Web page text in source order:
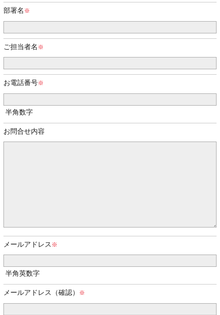
部署名
ご担当者名
お電話番号
半角数字
お問合せ内容
メールアドレス
半角英数字
メールアドレス（確認）